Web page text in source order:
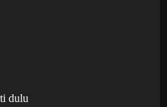
dulu